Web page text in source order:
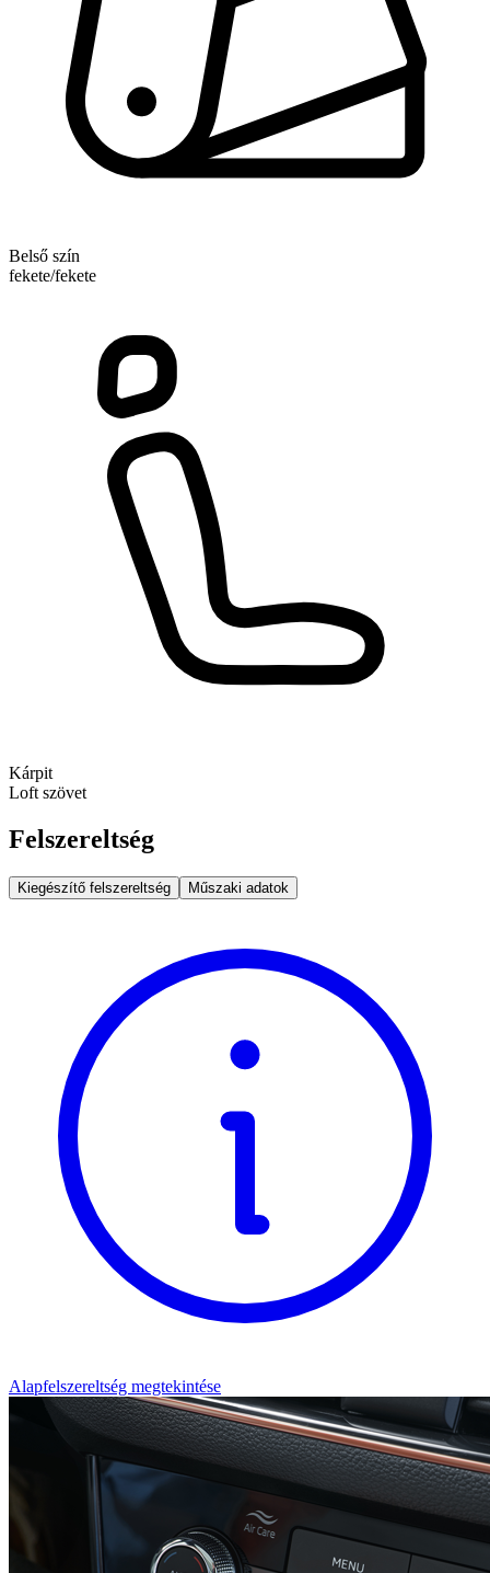
Belső szín
fekete/fekete
Kárpit
Loft szövet
Felszereltség
Kiegészítő felszereltség Műszaki adatok
Alapfelszereltség megtekintése